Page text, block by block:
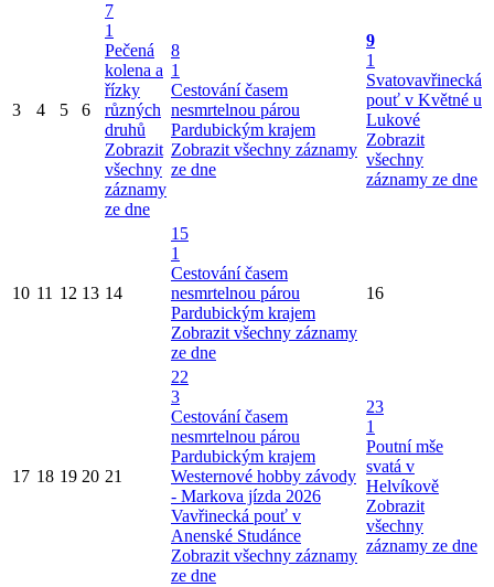
3 4 5 6
7
1
Pečená
kolena a
řízky
různých
druhů
Zobrazit
všechny
záznamy
ze dne
8
1
Cestování časem
nesmrtelnou párou
Pardubickým krajem
Zobrazit všechny záznamy
ze dne
9
1
Svatovavřinecká
pouť v Květné u
Lukové
Zobrazit
všechny
záznamy ze dne
10 11 12 13 14
15
1
Cestování časem
nesmrtelnou párou
Pardubickým krajem
Zobrazit všechny záznamy
ze dne
16
17 18 19 20 21
22
3
Cestování časem
nesmrtelnou párou
Pardubickým krajem
Westernové hobby závody
- Markova jízda 2026
Vavřinecká pouť v
Anenské Studánce
Zobrazit všechny záznamy
ze dne
23
1
Poutní mše
svatá v
Helvíkově
Zobrazit
všechny
záznamy ze dne